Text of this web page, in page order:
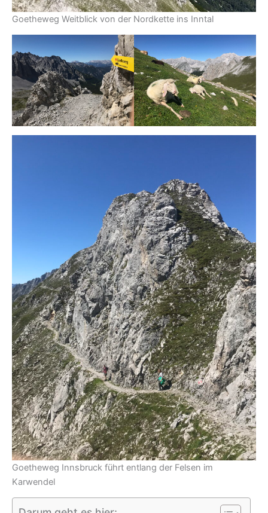
Goetheweg Weitblick von der Nordkette ins Inntal
Goetheweg Innsbruck führt entlang der Felsen im
Karwendel